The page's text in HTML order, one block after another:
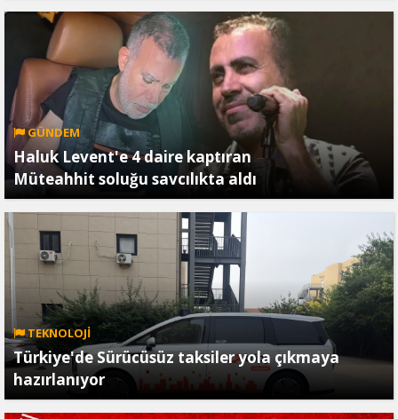
GÜNDEM
Haluk Levent'e 4 daire kaptıran
Müteahhit soluğu savcılıkta aldı
TEKNOLOJİ
Türkiye'de Sürücüsüz taksiler yola çıkmaya
hazırlanıyor